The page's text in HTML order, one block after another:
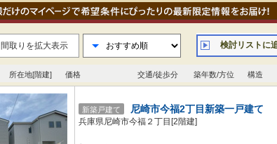
間取りを拡大表示 検討リストに
所在地[階建] 価格 交通/徒歩分 築年数/方位 構造
新築戸建て 尼崎市今福2丁目新築一戸建て
兵庫県尼崎市今福２丁目[2階建]